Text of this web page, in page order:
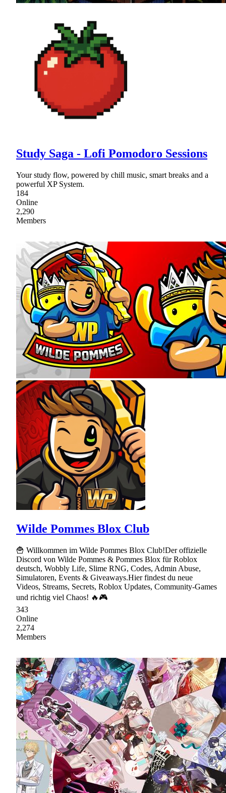
Study Saga - Lofi Pomodoro Sessions
Your study flow, powered by chill music, smart breaks and a
powerful XP System.
184
Online
2,290
Members
Wilde Pommes Blox Club
🍟 Willkommen im Wilde Pommes Blox Club!Der offizielle
Discord von Wilde Pommes & Pommes Blox für Roblox
deutsch, Wobbly Life, Slime RNG, Codes, Admin Abuse,
Simulatoren, Events & Giveaways.Hier findest du neue
Videos, Streams, Secrets, Roblox Updates, Community-Games
und richtig viel Chaos! 🔥🎮
343
Online
2,274
Members